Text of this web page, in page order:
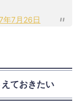
年7月26日
ておきたい